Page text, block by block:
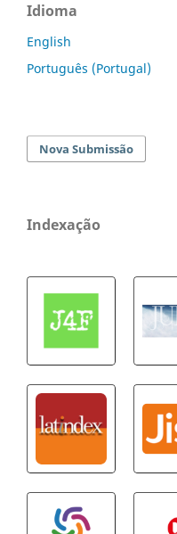
Idioma
English
Português (Portugal)
Nova Submissão
Indexação